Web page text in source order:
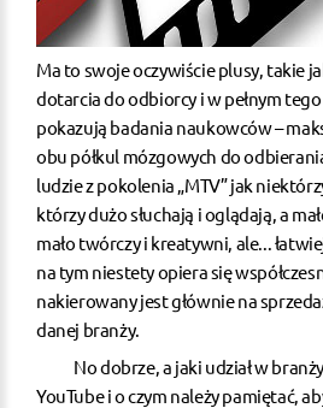
Ma to swoje oczywiście plusy, takie
dotarcia do odbiorcy i w pełnym tego
pokazują badania naukowców –
obu półkul mózgowych do
ludzie z pokolenia „MTV” jak
którzy dużo słuchają i oglądają, a
mało twórczy i kreatywni, ale...
na tym niestety opiera się
nakierowany jest głównie na
danej branży.
No dobrze, a jaki udział w
YouTube i o czym należy pamiętać,